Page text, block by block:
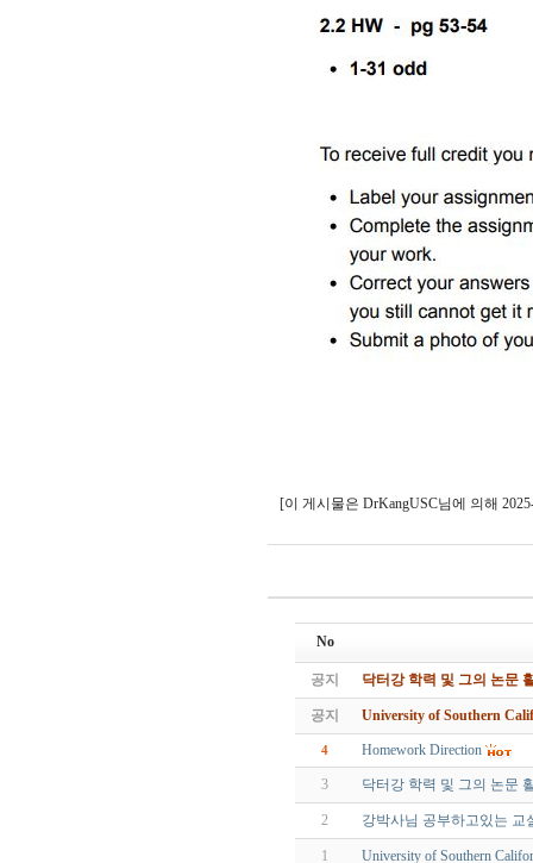
[이 게시물은 DrKangUSC님에 의해
No
공지 닥터강 학력 및 그의 논문
공지 University of Southern
4 Homework Direction
3 닥터강 학력 및 그의 논문
2 강박사님 공부하고있는 교
1 University of Southern